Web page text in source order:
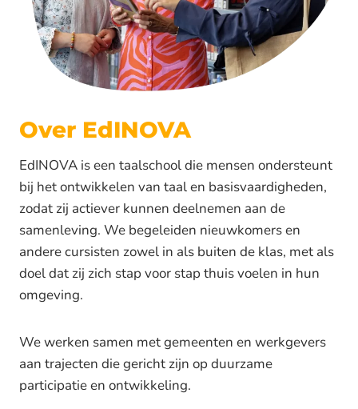
Over EdINOVA
EdINOVA is een taalschool die mensen ondersteunt
bij het ontwikkelen van taal en basisvaardigheden,
zodat zij actiever kunnen deelnemen aan de
samenleving. We begeleiden nieuwkomers en
andere cursisten zowel in als buiten de klas, met als
doel dat zij zich stap voor stap thuis voelen in hun
omgeving.
We werken samen met gemeenten en werkgevers
aan trajecten die gericht zijn op duurzame
participatie en ontwikkeling.